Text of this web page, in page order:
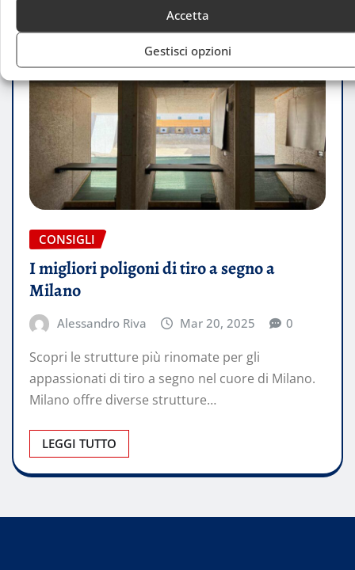
Accetta
Gestisci opzioni
CONSIGLI
I migliori poligoni di tiro a segno a
Milano
Alessandro Riva Mar 20, 2025 0
Scopri le strutture più rinomate per gli
appassionati di tiro a segno nel cuore di Milano.
Milano offre diverse strutture…
LEGGI TUTTO